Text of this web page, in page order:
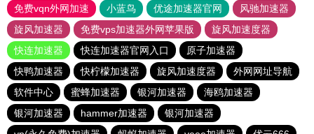
免费vqn外网加速
小蓝鸟 优途加速器官网
风驰加速器
旋风加速器
免费vps加速器外网苹果版
旋风加速度器
快连加速器
快连加速器官网入口
原子加速器
快鸭加速器
快柠檬加速器 旋风加速度器
外网网址导航
软件中心
蜜蜂加速器 银河加速器
海鸥加速器
银河加速器
hammer加速器
银河加速器